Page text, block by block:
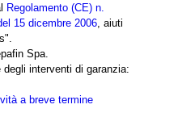
Regolamento (CE) n.
15 dicembre 2006 , aiuti
Spa.
interventi di garanzia:
a breve termine